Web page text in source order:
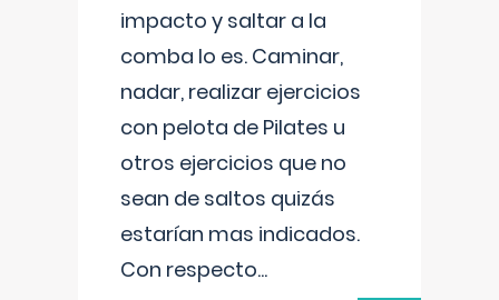
impacto y saltar a la
comba lo es. Caminar,
nadar, realizar ejercicios
con pelota de Pilates u
otros ejercicios que no
sean de saltos quizás
estarían mas indicados.
Con respecto...